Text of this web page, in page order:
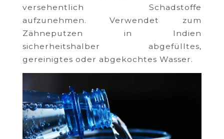
versehentlich Schadstoffe
aufzunehmen. Verwendet zum
Zähneputzen in Indien
sicherheitshalber abgefülltes,
gereinigtes oder abgekochtes Wasser.